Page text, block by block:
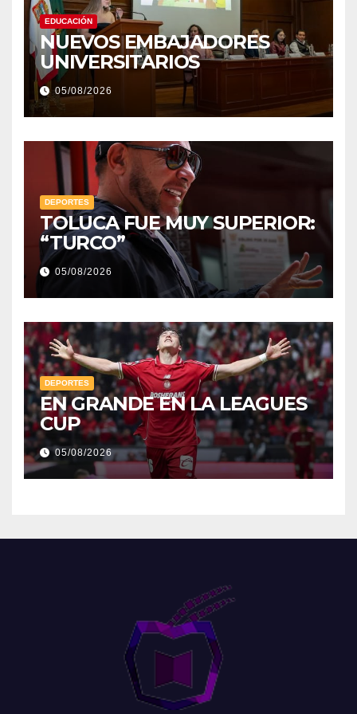
EDUCACIÓN
NUEVOS EMBAJADORES
UNIVERSITARIOS
05/08/2026
DEPORTES
TOLUCA FUE MUY SUPERIOR:
“TURCO”
05/08/2026
DEPORTES
EN GRANDE EN LA LEAGUES
CUP
05/08/2026